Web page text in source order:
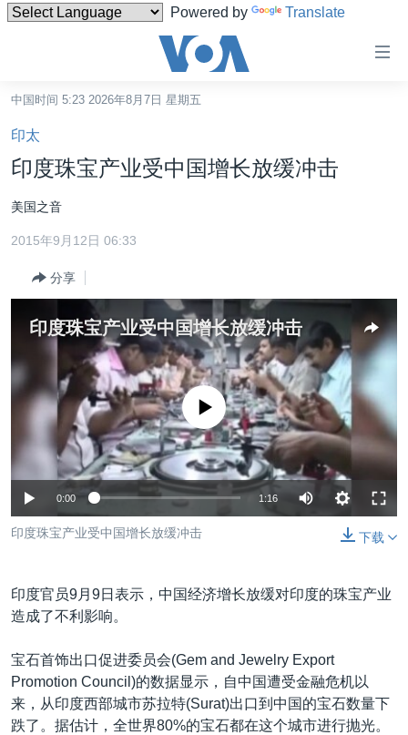
Powered by Translate
碍
链
接
跳
转
内
检
索
台湾
港澳
国际
最新国际新闻
欧洲
非洲
美洲
全球议题
分类新闻
经济·金融·贸易
人权·法律·宗教
科教·文娱·体健
军事
劳工
美中关系
热点专题
白宫要闻
国会报道
美中关系
美国建国250周年
重要讲话与声明
南中国海争端
关注西藏
VOA视频
VOA今日焦点
中文广播
关注我们
其他语言网站
中国时间 5:23 2026年8月7日 星期五
印太
印度珠宝产业受中国增长放缓冲击
美国之音
2015年9月12日 06:33
分享
印度珠宝产业受中国增长放缓冲击
没有媒体可用资源
0:00 1:16
下载
印度珠宝产业受中国增长放缓冲击
印度官员9月9日表示，中国经济增长放缓对印度的珠宝产业
造成了不利影响。
宝石首饰出口促进委员会(Gem and Jewelry Export
Promotion Council)的数据显示，自中国遭受金融危机以
来，从印度西部城市苏拉特(Surat)出口到中国的宝石数量下
跌了。据估计，全世界80%的宝石都在这个城市进行抛光。